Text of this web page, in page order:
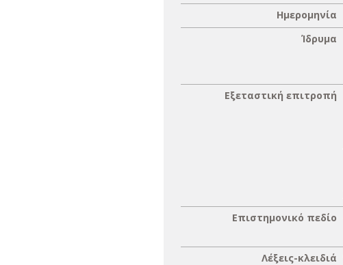
Ημερομηνία
Ίδρυμα
Εξεταστική επιτροπή
Επιστημονικό πεδίο
Λέξεις-κλειδιά